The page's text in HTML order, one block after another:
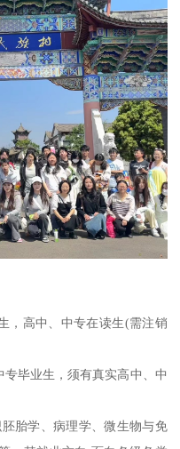
，高中、中专在读生(需注销
毕业生，须有真实高中、中
胎学、病理学、微生物与免